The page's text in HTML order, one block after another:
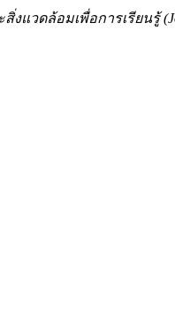
ดล้อมเพื่อการเรียนรู้